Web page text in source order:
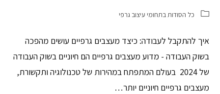
כל הסודות בתחומי עיצוב גרפי
איך להתקבל לעבודה: כיצד מעצבים גרפיים עושים מהפכה
בשוק העבודה - מדוע מעצבים גרפיים הם חיוניים בשוק העבודה
של 2024 בעולם המתפתח במהירות של טכנולוגיה ותקשורת,
מעצבים גרפיים חיוניים יותר…